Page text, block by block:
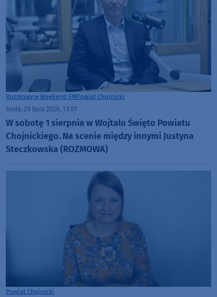
Rozmowy w Weekend FMPowiat Chojnicki
środa, 29 lipca 2026, 13:01
W sobotę 1 sierpnia w Wojtalu Święto Powiatu
Chojnickiego. Na scenie między innymi Justyna
Steczkowska (ROZMOWA)
Powiat Chojnicki